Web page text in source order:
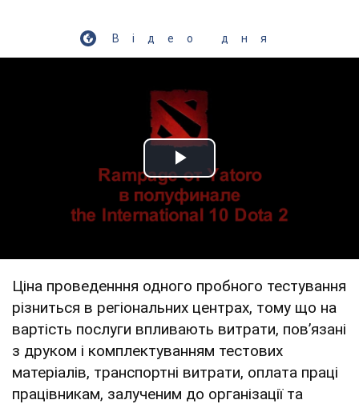
Відео дня
Play Video
Ціна проведенння одного пробного тестування
різниться в регіональних центрах, тому що на
вартість послуги впливають витрати, пов’язані
з друком і комплектуванням тестових
матеріалів, транспортні витрати, оплата праці
працівникам, залученим до організації та